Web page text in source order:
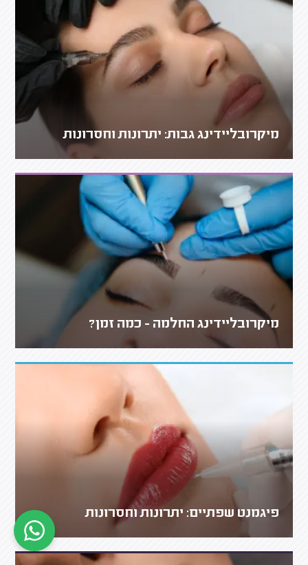
מיקרובליידינג גבות: יתרונות וחסרונות
מיקרובליידינג החלמה - כמה זמן?
פיגמנט שפתיים: יתרונות וחסרונות